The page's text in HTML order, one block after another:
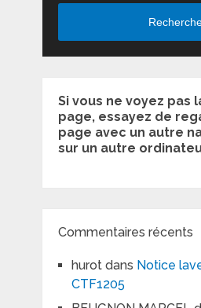
Si vous ne voyez pas
page, essayez de
page avec un autre
sur un autre
Commentaires récents
hurotdans Notice
CTF1205